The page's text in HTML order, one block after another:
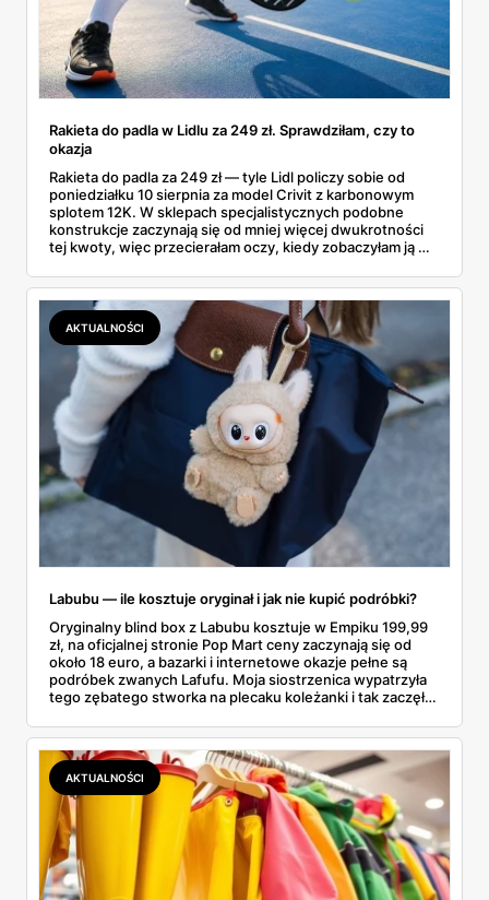
Rakieta do padla w Lidlu za 249 zł. Sprawdziłam, czy to
okazja
Rakieta do padla za 249 zł — tyle Lidl policzy sobie od
poniedziałku 10 sierpnia za model Crivit z karbonowym
splotem 12K. W sklepach specjalistycznych podobne
konstrukcje zaczynają się od mniej więcej dwukrotności
tej kwoty, więc przecierałam oczy, kiedy zobaczyłam ją w
najszybciej rosnący sport w Polsce: kortów przybywa
lawinowo, a chętnych jeszcze szybciej. Sprawdziłam, co
dokładnie dostajemy za te pieniądze i komu taka rakieta
faktycznie wystarczy.
AKTUALNOŚCI
Labubu — ile kosztuje oryginał i jak nie kupić podróbki?
Oryginalny blind box z Labubu kosztuje w Empiku 199,99
zł, na oficjalnej stronie Pop Mart ceny zaczynają się od
około 18 euro, a bazarki i internetowe okazje pełne są
podróbek zwanych Lafufu. Moja siostrzenica wypatrzyła
tego zębatego stworka na plecaku koleżanki i tak zaczęło
kosztuje i po czym poznać, że sprzedawca nie wciska nam
podróbki. Spisałam wszystko, czego się dowiedziałam —
łącznie z jedną wpadką, o której za chwilę.
AKTUALNOŚCI